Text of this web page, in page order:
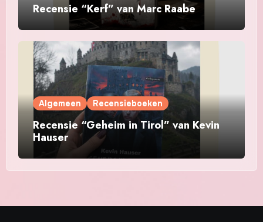
Recensie “Kerf” van Marc Raabe
Algemeen Recensieboeken
Recensie “Geheim in Tirol” van Kevin
Hauser